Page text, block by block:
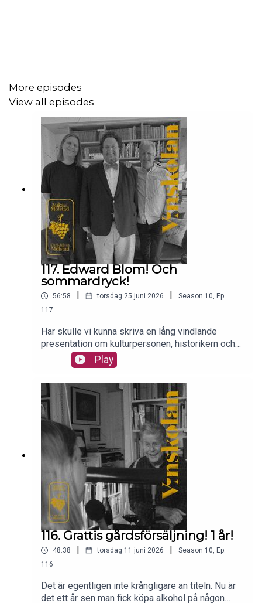
More episodes
View all episodes
117. Edward Blom! Och
sommardryck!
56:58 | torsdag 25 juni 2026 | Season 10, Ep.
117
Här skulle vi kunna skriva en lång vindlande
presentation om kulturpersonen, historikern och
fenomenet Edward Blom. Men det behöver vi ju
inte. För du som läser det har redan koll. Istället
kan vi säga att i årets sommaravslutning tar
sonen, fadern och den heliga gästen Edward er
igenom vad du bör, ska och måste dricka nu när
grillen ska fram. Edward tipsar om allt från (tysk)
öl, till (tyskt) vin till sina bästa husdrinkar. Vi nickar
och håller för det mesta med. Glad sommar
allihopa. Vi ses i höst igen!
Play
116. Grattis gårdsförsäljning! 1 år!
48:38 torsdag 11 juni 2026 Season 10, Ep.
116
Det är egentligen inte krångligare än titeln. Nu är
det ett år sen man fick köpa alkohol på någon